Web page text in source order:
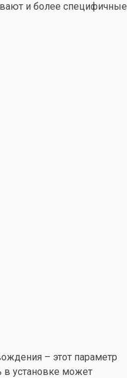
и более специфичные
– этот параметр
в установке может